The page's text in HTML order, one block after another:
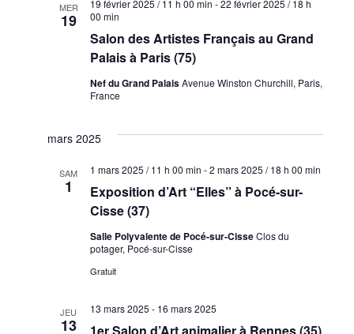
MER
19
Salon des Artistes Français au Grand
Palais à Paris (75)
19 février 2025 / 11 h 00 min -22 février 2025 / 18 h
00 min
Nef du Grand PalaisAvenue Winston Churchill, Paris,
France
mars 2025
SAM
1
Exposition d’Art “Elles” à Pocé-sur-
Cisse (37)
1 mars 2025 / 11 h 00 min -2 mars 2025 / 18 h 00 min
Salle Polyvalente de Pocé-sur-CisseClos du
potager, Pocé-sur-Cisse
Gratuit
JEU
13
13 mars 2025 - 16 mars 2025